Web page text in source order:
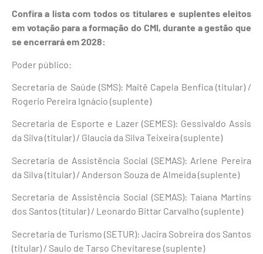
Confira a lista com todos os titulares e suplentes eleitos
em votação para a formação do CMI, durante a gestão que
se encerrará em 2028:
Poder público:
Secretaria de Saúde (SMS): Maitê Capela Benfica (titular) /
Rogerio Pereira Ignácio (suplente)
Secretaria de Esporte e Lazer (SEMES): Gessivaldo Assis
da Silva (titular) / Glaucia da Silva Teixeira (suplente)
Secretaria de Assistência Social (SEMAS): Arlene Pereira
da Silva (titular) / Anderson Souza de Almeida (suplente)
Secretaria de Assistência Social (SEMAS): Taiana Martins
dos Santos (titular) / Leonardo Bittar Carvalho (suplente)
Secretaria de Turismo (SETUR): Jacira Sobreira dos Santos
(titular) / Saulo de Tarso Chevitarese (suplente)